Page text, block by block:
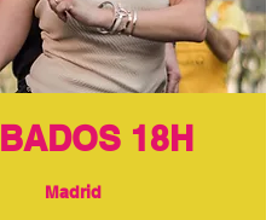
18H
Madrid